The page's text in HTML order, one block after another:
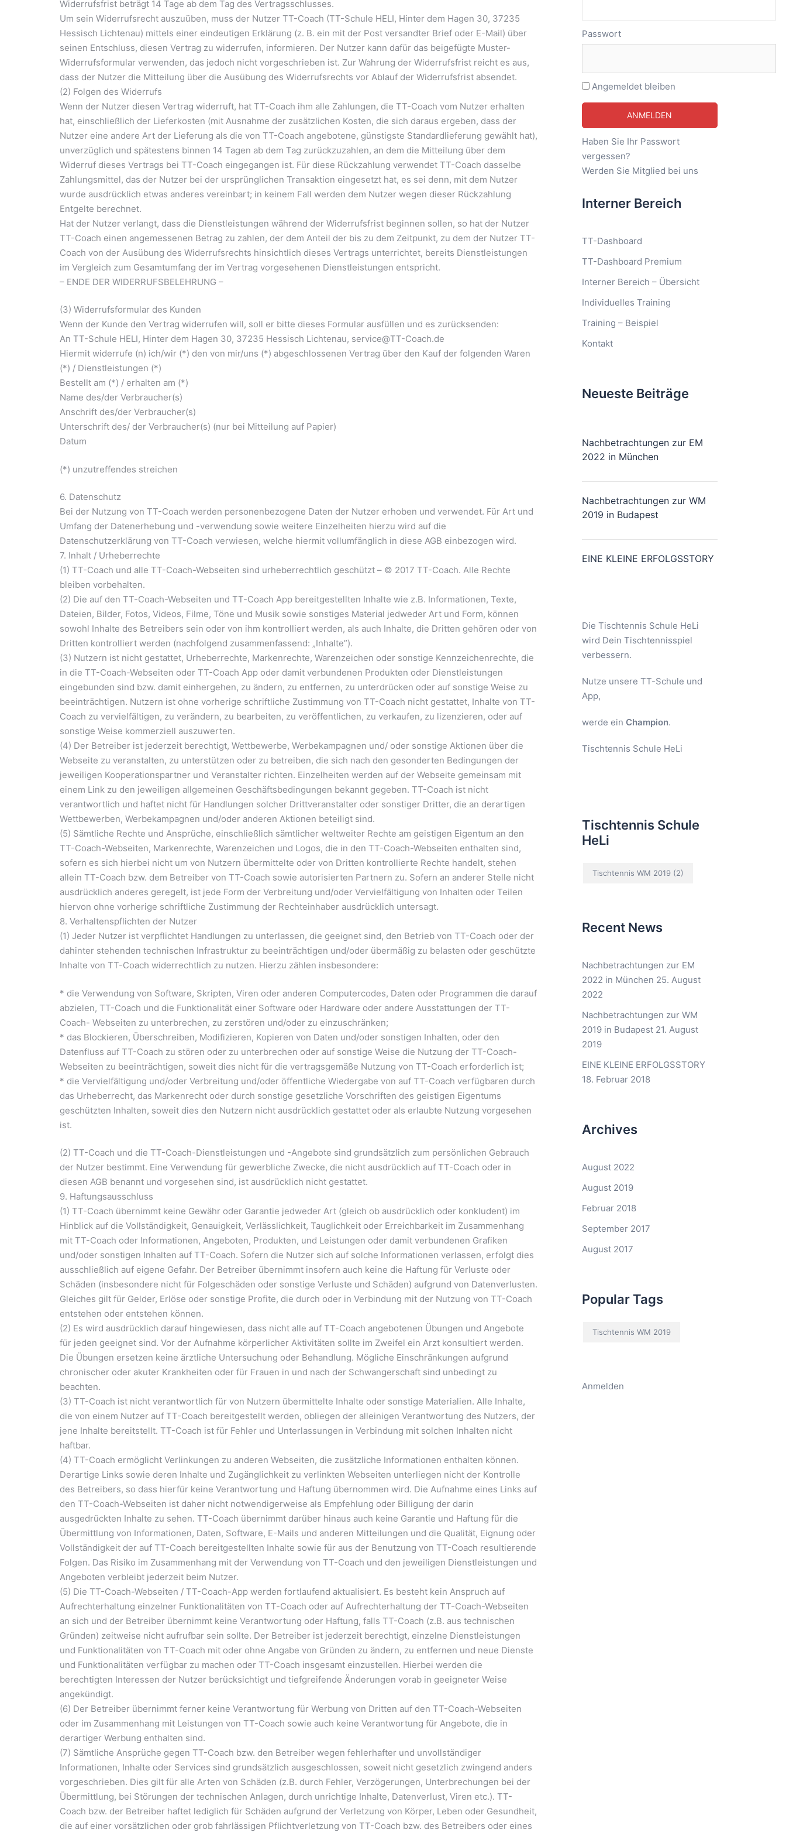
Widerrufsfrist beträgt 14 Tage ab dem Tag des Vertragsschlusses.
Um sein Widerrufsrecht auszuüben, muss der Nutzer TT-Coach (TT-Schule HELI, Hinter dem Hagen 30, 37235
Hessisch Lichtenau) mittels einer eindeutigen Erklärung (z. B. ein mit der Post versandter Brief oder E-Mail) über
seinen Entschluss, diesen Vertrag zu widerrufen, informieren. Der Nutzer kann dafür das beigefügte Muster-
Widerrufsformular verwenden, das jedoch nicht vorgeschrieben ist. Zur Wahrung der Widerrufsfrist reicht es aus,
dass der Nutzer die Mitteilung über die Ausübung des Widerrufsrechts vor Ablauf der Widerrufsfrist absendet.
(2) Folgen des Widerrufs
Wenn der Nutzer diesen Vertrag widerruft, hat TT-Coach ihm alle Zahlungen, die TT-Coach vom Nutzer erhalten
hat, einschließlich der Lieferkosten (mit Ausnahme der zusätzlichen Kosten, die sich daraus ergeben, dass der
Nutzer eine andere Art der Lieferung als die von TT-Coach angebotene, günstigste Standardlieferung gewählt hat),
unverzüglich und spätestens binnen 14 Tagen ab dem Tag zurückzuzahlen, an dem die Mitteilung über dem
Widerruf dieses Vertrags bei TT-Coach eingegangen ist. Für diese Rückzahlung verwendet TT-Coach dasselbe
Zahlungsmittel, das der Nutzer bei der ursprünglichen Transaktion eingesetzt hat, es sei denn, mit dem Nutzer
wurde ausdrücklich etwas anderes vereinbart; in keinem Fall werden dem Nutzer wegen dieser Rückzahlung
Entgelte berechnet.
Hat der Nutzer verlangt, dass die Dienstleistungen während der Widerrufsfrist beginnen sollen, so hat der Nutzer
TT-Coach einen angemessenen Betrag zu zahlen, der dem Anteil der bis zu dem Zeitpunkt, zu dem der Nutzer TT-
Coach von der Ausübung des Widerrufsrechts hinsichtlich dieses Vertrags unterrichtet, bereits Dienstleistungen
im Vergleich zum Gesamtumfang der im Vertrag vorgesehenen Dienstleistungen entspricht.
– ENDE DER WIDERRUFSBELEHRUNG –
(3) Widerrufsformular des Kunden
Wenn der Kunde den Vertrag widerrufen will, soll er bitte dieses Formular ausfüllen und es zurücksenden:
An TT-Schule HELI, Hinter dem Hagen 30, 37235 Hessisch Lichtenau, service@TT-Coach.de
Hiermit widerrufe (n) ich/wir (*) den von mir/uns (*) abgeschlossenen Vertrag über den Kauf der folgenden Waren
(*) / Dienstleistungen (*)
Bestellt am (*) / erhalten am (*)
Name des/der Verbraucher(s)
Anschrift des/der Verbraucher(s)
Unterschrift des/ der Verbraucher(s) (nur bei Mitteilung auf Papier)
Datum
(*) unzutreffendes streichen
6. Datenschutz
Bei der Nutzung von TT-Coach werden personenbezogene Daten der Nutzer erhoben und verwendet. Für Art und
Umfang der Datenerhebung und -verwendung sowie weitere Einzelheiten hierzu wird auf die
Datenschutzerklärung von TT-Coach verwiesen, welche hiermit vollumfänglich in diese AGB einbezogen wird.
7. Inhalt / Urheberrechte
(1) TT-Coach und alle TT-Coach-Webseiten sind urheberrechtlich geschützt – © 2017 TT-Coach. Alle Rechte
bleiben vorbehalten.
(2) Die auf den TT-Coach-Webseiten und TT-Coach App bereitgestellten Inhalte wie z.B. Informationen, Texte,
Dateien, Bilder, Fotos, Videos, Filme, Töne und Musik sowie sonstiges Material jedweder Art und Form, können
sowohl Inhalte des Betreibers sein oder von ihm kontrolliert werden, als auch Inhalte, die Dritten gehören oder von
Dritten kontrolliert werden (nachfolgend zusammenfassend: „Inhalte”).
(3) Nutzern ist nicht gestattet, Urheberrechte, Markenrechte, Warenzeichen oder sonstige Kennzeichenrechte, die
in die TT-Coach-Webseiten oder TT-Coach App oder damit verbundenen Produkten oder Dienstleistungen
eingebunden sind bzw. damit einhergehen, zu ändern, zu entfernen, zu unterdrücken oder auf sonstige Weise zu
beeinträchtigen. Nutzern ist ohne vorherige schriftliche Zustimmung von TT-Coach nicht gestattet, Inhalte von TT-
Coach zu vervielfältigen, zu verändern, zu bearbeiten, zu veröffentlichen, zu verkaufen, zu lizenzieren, oder auf
sonstige Weise kommerziell auszuwerten.
(4) Der Betreiber ist jederzeit berechtigt, Wettbewerbe, Werbekampagnen und/ oder sonstige Aktionen über die
Webseite zu veranstalten, zu unterstützen oder zu betreiben, die sich nach den gesonderten Bedingungen der
jeweiligen Kooperationspartner und Veranstalter richten. Einzelheiten werden auf der Webseite gemeinsam mit
einem Link zu den jeweiligen allgemeinen Geschäftsbedingungen bekannt gegeben. TT-Coach ist nicht
verantwortlich und haftet nicht für Handlungen solcher Drittveranstalter oder sonstiger Dritter, die an derartigen
Wettbewerben, Werbekampagnen und/oder anderen Aktionen beteiligt sind.
(5) Sämtliche Rechte und Ansprüche, einschließlich sämtlicher weltweiter Rechte am geistigen Eigentum an den
TT-Coach-Webseiten, Markenrechte, Warenzeichen und Logos, die in den TT-Coach-Webseiten enthalten sind,
sofern es sich hierbei nicht um von Nutzern übermittelte oder von Dritten kontrollierte Rechte handelt, stehen
allein TT-Coach bzw. dem Betreiber von TT-Coach sowie autorisierten Partnern zu. Sofern an anderer Stelle nicht
ausdrücklich anderes geregelt, ist jede Form der Verbreitung und/oder Vervielfältigung von Inhalten oder Teilen
hiervon ohne vorherige schriftliche Zustimmung der Rechteinhaber ausdrücklich untersagt.
8. Verhaltenspflichten der Nutzer
(1) Jeder Nutzer ist verpflichtet Handlungen zu unterlassen, die geeignet sind, den Betrieb von TT-Coach oder der
dahinter stehenden technischen Infrastruktur zu beeinträchtigen und/oder übermäßig zu belasten oder geschützte
Inhalte von TT-Coach widerrechtlich zu nutzen. Hierzu zählen insbesondere:
* die Verwendung von Software, Skripten, Viren oder anderen Computercodes, Daten oder Programmen die darauf
abzielen, TT-Coach und die Funktionalität einer Software oder Hardware oder andere Ausstattungen der TT-
Coach- Webseiten zu unterbrechen, zu zerstören und/oder zu einzuschränken;
* das Blockieren, Überschreiben, Modifizieren, Kopieren von Daten und/oder sonstigen Inhalten, oder den
Datenfluss auf TT-Coach zu stören oder zu unterbrechen oder auf sonstige Weise die Nutzung der TT-Coach-
Webseiten zu beeinträchtigen, soweit dies nicht für die vertragsgemäße Nutzung von TT-Coach erforderlich ist;
* die Vervielfältigung und/oder Verbreitung und/oder öffentliche Wiedergabe von auf TT-Coach verfügbaren durch
das Urheberrecht, das Markenrecht oder durch sonstige gesetzliche Vorschriften des geistigen Eigentums
geschützten Inhalten, soweit dies den Nutzern nicht ausdrücklich gestattet oder als erlaubte Nutzung vorgesehen
ist.
(2) TT-Coach und die TT-Coach-Dienstleistungen und -Angebote sind grundsätzlich zum persönlichen Gebrauch
der Nutzer bestimmt. Eine Verwendung für gewerbliche Zwecke, die nicht ausdrücklich auf TT-Coach oder in
diesen AGB benannt und vorgesehen sind, ist ausdrücklich nicht gestattet.
9. Haftungsausschluss
(1) TT-Coach übernimmt keine Gewähr oder Garantie jedweder Art (gleich ob ausdrücklich oder konkludent) im
Hinblick auf die Vollständigkeit, Genauigkeit, Verlässlichkeit, Tauglichkeit oder Erreichbarkeit im Zusammenhang
mit TT-Coach oder Informationen, Angeboten, Produkten, und Leistungen oder damit verbundenen Grafiken
und/oder sonstigen Inhalten auf TT-Coach. Sofern die Nutzer sich auf solche Informationen verlassen, erfolgt dies
ausschließlich auf eigene Gefahr. Der Betreiber übernimmt insofern auch keine die Haftung für Verluste oder
Schäden (insbesondere nicht für Folgeschäden oder sonstige Verluste und Schäden) aufgrund von Datenverlusten.
Gleiches gilt für Gelder, Erlöse oder sonstige Profite, die durch oder in Verbindung mit der Nutzung von TT-Coach
entstehen oder entstehen können.
(2) Es wird ausdrücklich darauf hingewiesen, dass nicht alle auf TT-Coach angebotenen Übungen und Angebote
für jeden geeignet sind. Vor der Aufnahme körperlicher Aktivitäten sollte im Zweifel ein Arzt konsultiert werden.
Die Übungen ersetzen keine ärztliche Untersuchung oder Behandlung. Mögliche Einschränkungen aufgrund
chronischer oder akuter Krankheiten oder für Frauen in und nach der Schwangerschaft sind unbedingt zu
beachten.
(3) TT-Coach ist nicht verantwortlich für von Nutzern übermittelte Inhalte oder sonstige Materialien. Alle Inhalte,
die von einem Nutzer auf TT-Coach bereitgestellt werden, obliegen der alleinigen Verantwortung des Nutzers, der
jene Inhalte bereitstellt. TT-Coach ist für Fehler und Unterlassungen in Verbindung mit solchen Inhalten nicht
haftbar.
(4) TT-Coach ermöglicht Verlinkungen zu anderen Webseiten, die zusätzliche Informationen enthalten können.
Derartige Links sowie deren Inhalte und Zugänglichkeit zu verlinkten Webseiten unterliegen nicht der Kontrolle
des Betreibers, so dass hierfür keine Verantwortung und Haftung übernommen wird. Die Aufnahme eines Links auf
den TT-Coach-Webseiten ist daher nicht notwendigerweise als Empfehlung oder Billigung der darin
ausgedrückten Inhalte zu sehen. TT-Coach übernimmt darüber hinaus auch keine Garantie und Haftung für die
Übermittlung von Informationen, Daten, Software, E-Mails und anderen Mitteilungen und die Qualität, Eignung oder
Vollständigkeit der auf TT-Coach bereitgestellten Inhalte sowie für aus der Benutzung von TT-Coach resultierende
Folgen. Das Risiko im Zusammenhang mit der Verwendung von TT-Coach und den jeweiligen Dienstleistungen und
Angeboten verbleibt jederzeit beim Nutzer.
(5) Die TT-Coach-Webseiten / TT-Coach-App werden fortlaufend aktualisiert. Es besteht kein Anspruch auf
Aufrechterhaltung einzelner Funktionalitäten von TT-Coach oder auf Aufrechterhaltung der TT-Coach-Webseiten
an sich und der Betreiber übernimmt keine Verantwortung oder Haftung, falls TT-Coach (z.B. aus technischen
Gründen) zeitweise nicht aufrufbar sein sollte. Der Betreiber ist jederzeit berechtigt, einzelne Dienstleistungen
und Funktionalitäten von TT-Coach mit oder ohne Angabe von Gründen zu ändern, zu entfernen und neue Dienste
und Funktionalitäten verfügbar zu machen oder TT-Coach insgesamt einzustellen. Hierbei werden die
berechtigten Interessen der Nutzer berücksichtigt und tiefgreifende Änderungen vorab in geeigneter Weise
angekündigt.
(6) Der Betreiber übernimmt ferner keine Verantwortung für Werbung von Dritten auf den TT-Coach-Webseiten
oder im Zusammenhang mit Leistungen von TT-Coach sowie auch keine Verantwortung für Angebote, die in
derartiger Werbung enthalten sind.
(7) Sämtliche Ansprüche gegen TT-Coach bzw. den Betreiber wegen fehlerhafter und unvollständiger
Informationen, Inhalte oder Services sind grundsätzlich ausgeschlossen, soweit nicht gesetzlich zwingend anders
vorgeschrieben. Dies gilt für alle Arten von Schäden (z.B. durch Fehler, Verzögerungen, Unterbrechungen bei der
Übermittlung, bei Störungen der technischen Anlagen, durch unrichtige Inhalte, Datenverlust, Viren etc.). TT-
Coach bzw. der Betreiber haftet lediglich für Schäden aufgrund der Verletzung von Körper, Leben oder Gesundheit,
die auf einer vorsätzlichen oder grob fahrlässigen Pflichtverletzung von TT-Coach bzw. des Betreibers oder eines
Passwort
Angemeldet bleiben
Haben Sie Ihr Passwort
vergessen?
Werden Sie Mitglied bei uns
Interner Bereich
TT-Dashboard
TT-Dashboard Premium
Interner Bereich – Übersicht
Individuelles Training
Training – Beispiel
Kontakt
Neueste Beiträge
Nachbetrachtungen zur EM
2022 in München
Nachbetrachtungen zur WM
2019 in Budapest
EINE KLEINE ERFOLGSSTORY
Die Tischtennis Schule HeLi
wird Dein Tischtennisspiel
verbessern.
Nutze unsere TT-Schule und
App,
werde ein Champion.
Tischtennis Schule HeLi
Tischtennis Schule
HeLi
Tischtennis WM 2019(2)
Recent News
Nachbetrachtungen zur EM
2022 in München 25. August
2022
Nachbetrachtungen zur WM
2019 in Budapest 21. August
2019
EINE KLEINE ERFOLGSSTORY
18. Februar 2018
Archives
August 2022
August 2019
Februar 2018
September 2017
August 2017
Popular Tags
Tischtennis WM 2019
Anmelden